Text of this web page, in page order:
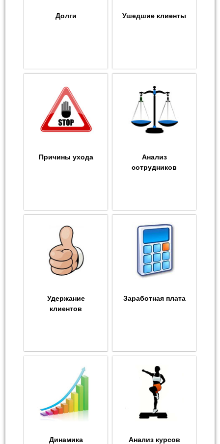
Долги Ушедшие клиенты
Причины ухода
Анализ
сотрудников
Удержание
клиентов
Заработная плата
Динамика
Анализ курсов